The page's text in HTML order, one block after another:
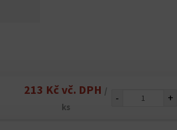
213 Kč vč. DPH /
ks
- +